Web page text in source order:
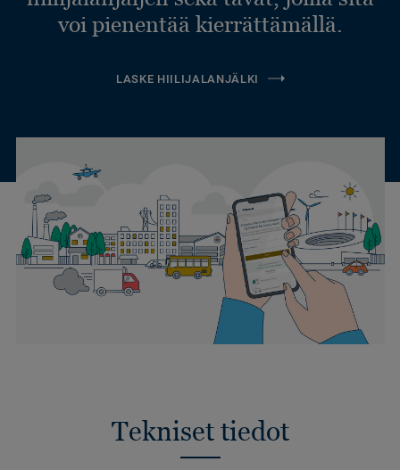
voi pienentää kierrättämällä.
LASKE HIILIJALANJÄLKI
Tekniset tiedot